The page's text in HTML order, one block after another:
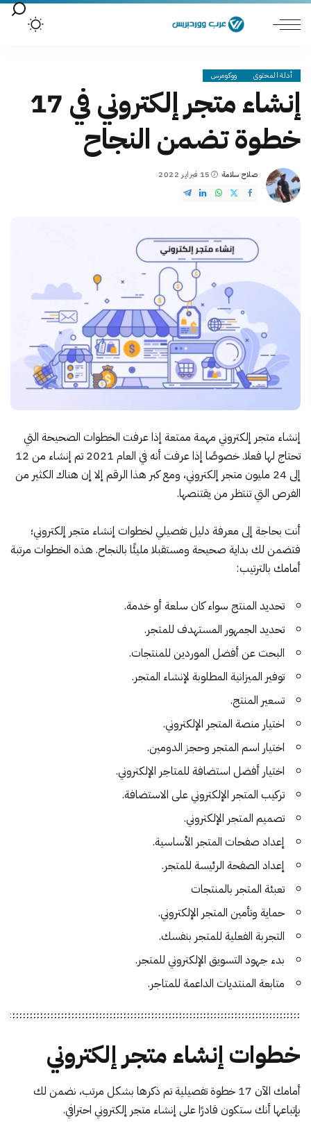
أدلة المحتوى ووكومرس
إنشاء متجر إلكتروني في 17
خطوة تضمن النجاح
Posted
by
صلاح سلامة 15 فبراير 2022
إنشاء متجر إلكتروني مهمة ممتعة إذا عرفت الخطوات الصحيحة التي
تحتاج لها فعلا. خصوصًا إذا عرفت أنه في العام 2021 تم إنشاء من 12
إلى 24 مليون متجر إلكتروني، ومع كبر هذا الرقم إلا إن هناك الكثير من
الفرص التي تنتظر من يقتنصها.
أنت بحاجة إلى معرفة دليل تفصيلي لخطوات إنشاء متجر إلكتروني؛
فتضمن لك بداية صحيحة ومستقبلا مليئًا بالنجاح. هذه الخطوات مرتبة
أمامك بالترتيب:
تحديد المنتج سواء كان سلعة أو خدمة.
تحديد الجمهور المستهدف للمتجر.
البحث عن أفضل الموردين للمنتجات.
توفير الميزانية المطلوبة لإنشاء المتجر.
تسعير المنتج.
اختيار منصة المتجر الإلكتروني.
اختيار اسم المتجر وحجز الدومين.
اختيار أفضل استضافة للمتاجر الإلكتروني.
تركيب المتجر الإلكتروني على الاستضافة.
تصميم المتجر الإلكتروني.
إعداد صفحات المتجر الأساسية.
إعداد الصفحة الرئيسة للمتجر.
تعبئة المتجر بالمنتجات
حماية وتأمين المتجر الإلكتروني.
التجربة الفعلية للمتجر بنفسك.
بدء جهود التسويق الإلكتروني للمتجر.
متابعة المنتديات الداعمة للمتاجر.
خطوات إنشاء متجر إلكتروني
أمامك الآن 17 خطوة تفصيلية تم ذكرها بشكل مرتب، نضمن لك
بإتباعها أنك ستكون قادرًا على إنشاء متجر إلكتروني احترافي.